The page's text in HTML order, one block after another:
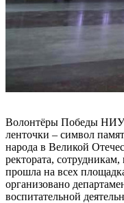
Волонтёры Победы НИУ
ленточки – символ
народа в Великой
ректората,
прошла на всех
организовано
воспитательной